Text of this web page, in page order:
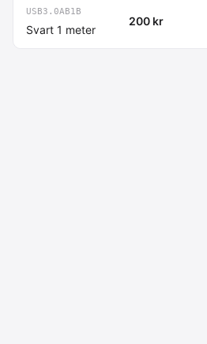
USB3.0AB1B
Svart 1 meter
200 kr